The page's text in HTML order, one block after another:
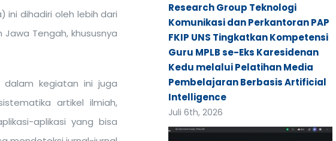
ini dihadiri oleh lebih dari
Tengah, khususnya
dalam kegiatan ini juga
artikel ilmiah,
aplikasi yang bisa
Research Group Teknologi
Komunikasi dan Perkantoran PAP
FKIP UNS Tingkatkan Kompetensi
Guru MPLB se-Eks Karesidenan
Kedu melalui Pelatihan Media
Pembelajaran Berbasis Artificial
Intelligence
Juli 6th, 2026